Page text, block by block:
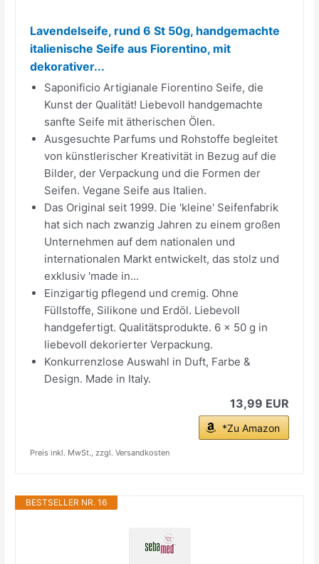
Lavendelseife, rund 6 St 50g, handgemachte
italienische Seife aus Fiorentino, mit
dekorativer...
Saponificio Artigianale Fiorentino Seife, die
Kunst der Qualität! Liebevoll handgemachte
sanfte Seife mit ätherischen Ölen.
Ausgesuchte Parfums und Rohstoffe begleitet
von künstlerischer Kreativität in Bezug auf die
Bilder, der Verpackung und die Formen der
Seifen. Vegane Seife aus Italien.
Das Original seit 1999. Die 'kleine' Seifenfabrik
hat sich nach zwanzig Jahren zu einem großen
Unternehmen auf dem nationalen und
internationalen Markt entwickelt, das stolz und
exklusiv 'made in...
Einzigartig pflegend und cremig. Ohne
Füllstoffe, Silikone und Erdöl. Liebevoll
handgefertigt. Qualitätsprodukte. 6 x 50 g in
liebevoll dekorierter Verpackung.
Konkurrenzlose Auswahl in Duft, Farbe &
Design. Made in Italy.
13,99 EUR
*Zu Amazon
Preis inkl. MwSt., zzgl. Versandkosten
BESTSELLER NR. 16